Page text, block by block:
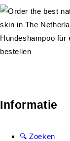
Informatie
🔍 Zoeken